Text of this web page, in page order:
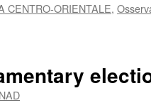
CENTRO-ORIENTALE,
of
NAD